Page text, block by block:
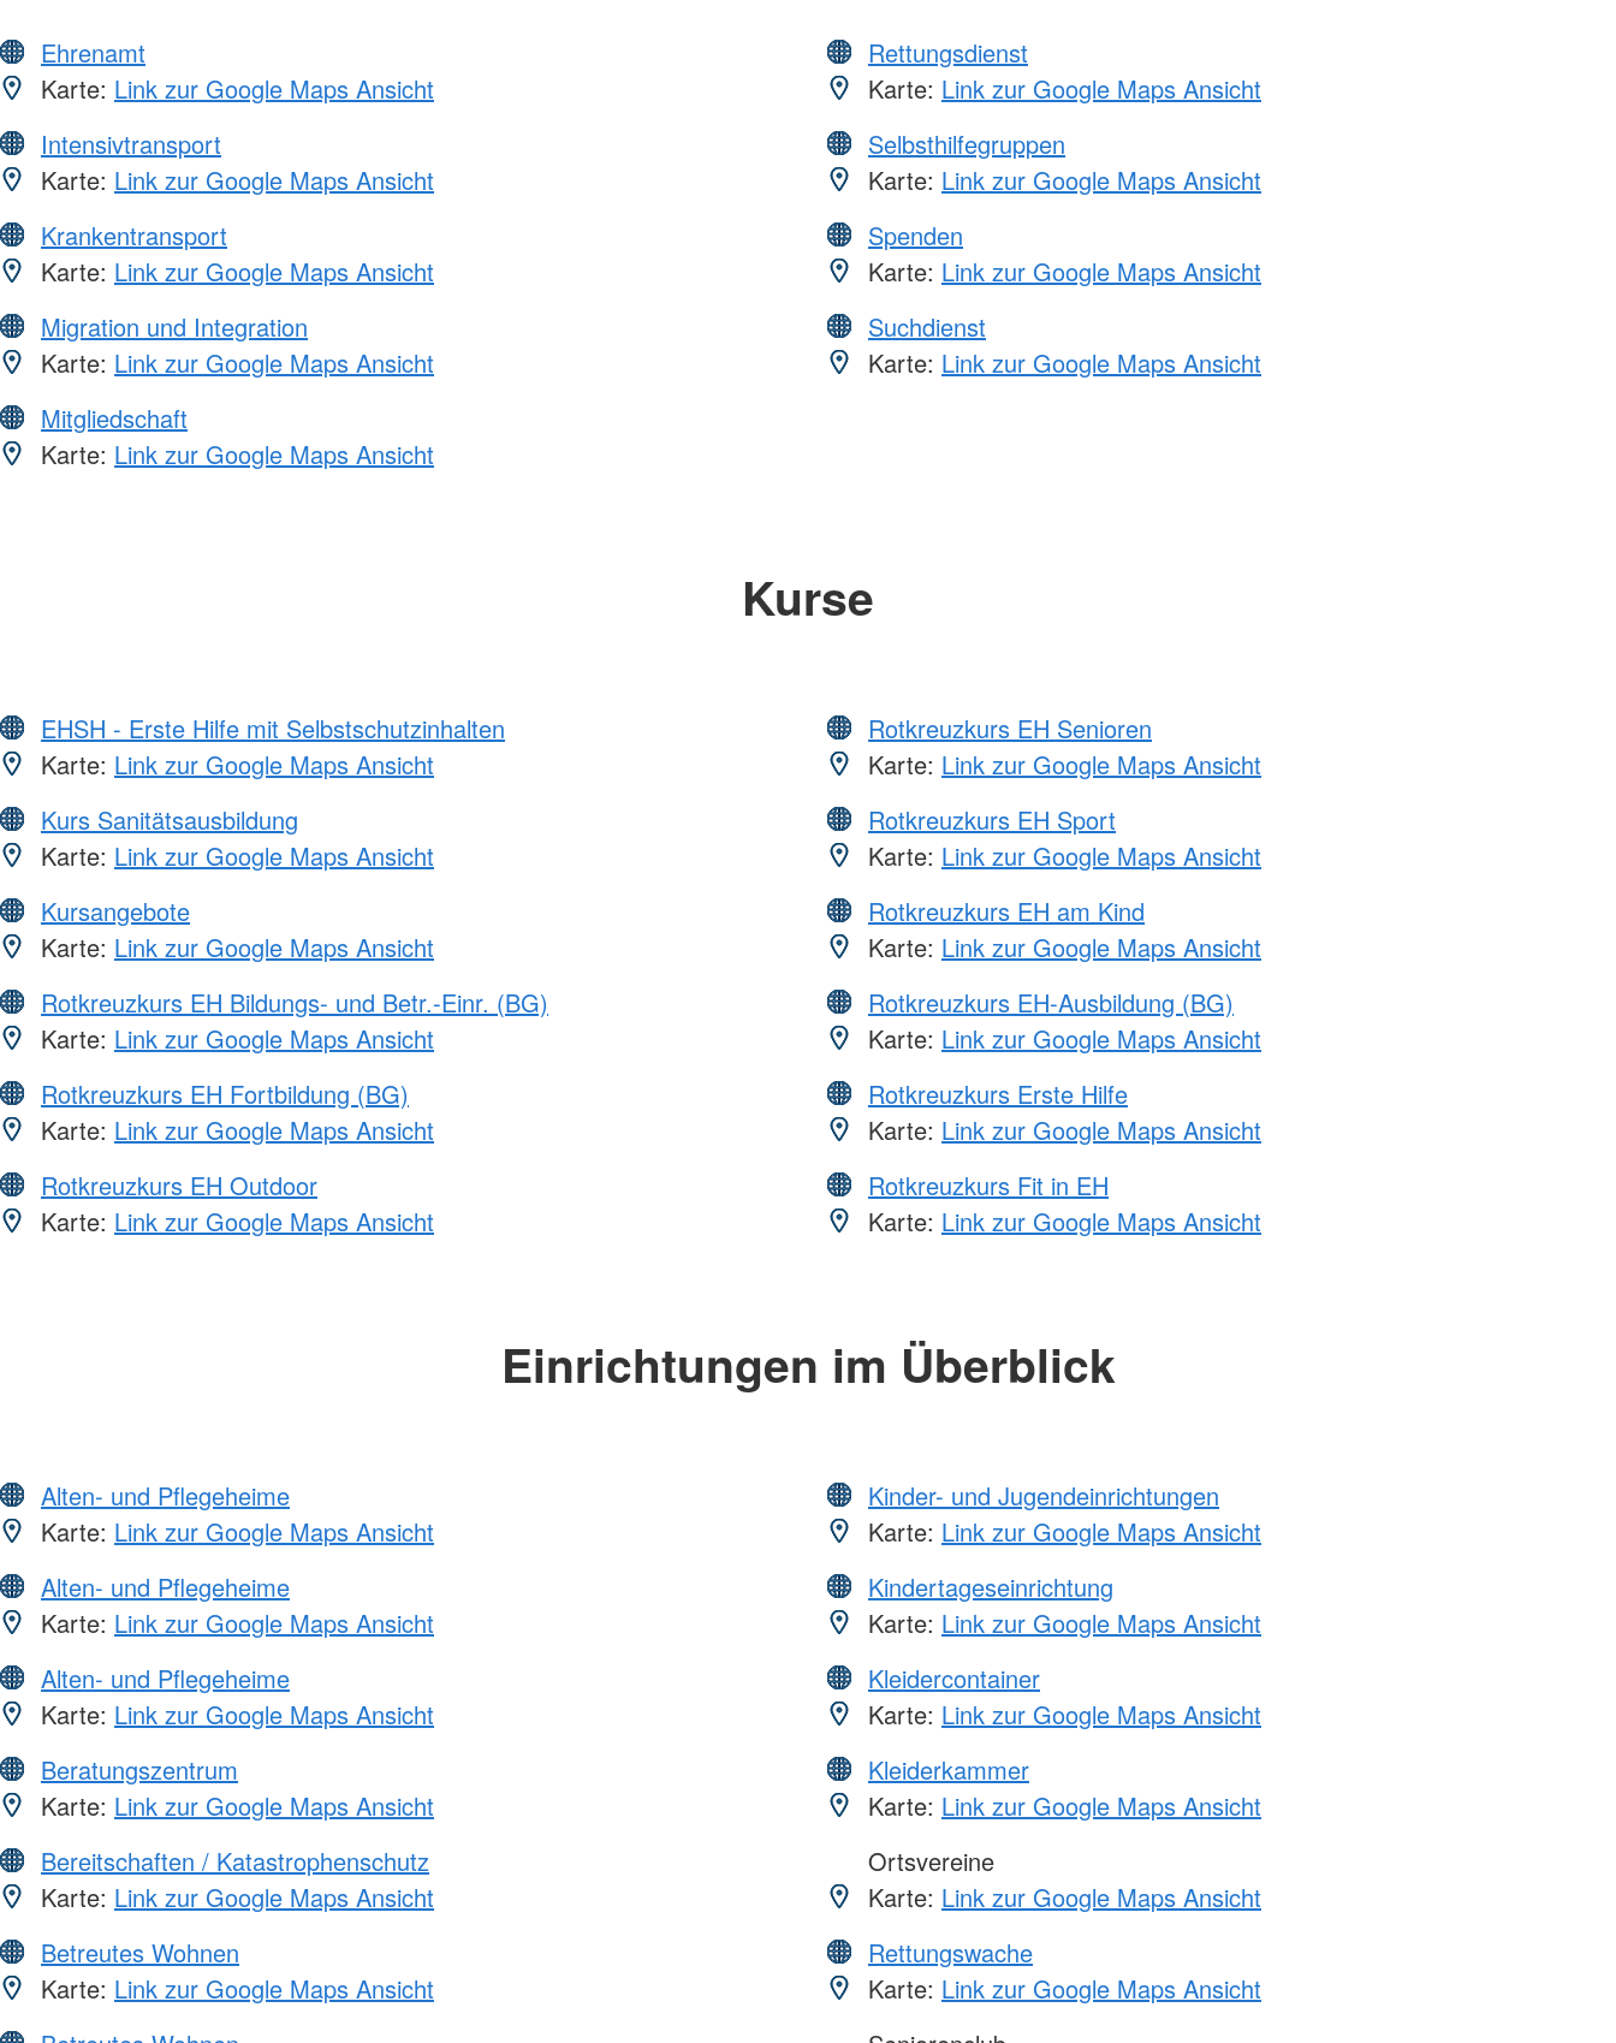
Ehrenamt
Karte: Link zur Google Maps Ansicht
Intensivtransport
Karte: Link zur Google Maps Ansicht
Krankentransport
Karte: Link zur Google Maps Ansicht
Migration und Integration
Karte: Link zur Google Maps Ansicht
Mitgliedschaft
Karte: Link zur Google Maps Ansicht
Rettungsdienst
Karte: Link zur Google Maps Ansicht
Selbsthilfegruppen
Karte: Link zur Google Maps Ansicht
Spenden
Karte: Link zur Google Maps Ansicht
Suchdienst
Karte: Link zur Google Maps Ansicht
Kurse
EHSH - Erste Hilfe mit Selbstschutzinhalten
Karte: Link zur Google Maps Ansicht
Kurs Sanitätsausbildung
Karte: Link zur Google Maps Ansicht
Kursangebote
Karte: Link zur Google Maps Ansicht
Rotkreuzkurs EH Bildungs- und Betr.-Einr. (BG)
Karte: Link zur Google Maps Ansicht
Rotkreuzkurs EH Fortbildung (BG)
Karte: Link zur Google Maps Ansicht
Rotkreuzkurs EH Outdoor
Karte: Link zur Google Maps Ansicht
Rotkreuzkurs EH Senioren
Karte: Link zur Google Maps Ansicht
Rotkreuzkurs EH Sport
Karte: Link zur Google Maps Ansicht
Rotkreuzkurs EH am Kind
Karte: Link zur Google Maps Ansicht
Rotkreuzkurs EH-Ausbildung (BG)
Karte: Link zur Google Maps Ansicht
Rotkreuzkurs Erste Hilfe
Karte: Link zur Google Maps Ansicht
Rotkreuzkurs Fit in EH
Karte: Link zur Google Maps Ansicht
Einrichtungen im Überblick
Alten- und Pflegeheime
Karte: Link zur Google Maps Ansicht
Alten- und Pflegeheime
Karte: Link zur Google Maps Ansicht
Alten- und Pflegeheime
Karte: Link zur Google Maps Ansicht
Beratungszentrum
Karte: Link zur Google Maps Ansicht
Bereitschaften / Katastrophenschutz
Karte: Link zur Google Maps Ansicht
Betreutes Wohnen
Karte: Link zur Google Maps Ansicht
Kinder- und Jugendeinrichtungen
Karte: Link zur Google Maps Ansicht
Kindertageseinrichtung
Karte: Link zur Google Maps Ansicht
Kleidercontainer
Karte: Link zur Google Maps Ansicht
Kleiderkammer
Karte: Link zur Google Maps Ansicht
Ortsvereine
Karte: Link zur Google Maps Ansicht
Rettungswache
Karte: Link zur Google Maps Ansicht